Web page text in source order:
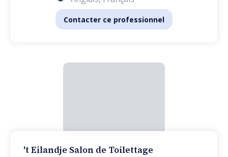
Contacter ce professionnel
't Eilandje Salon de Toilettage